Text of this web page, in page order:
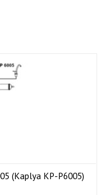
(Kaplya KP-P6005)